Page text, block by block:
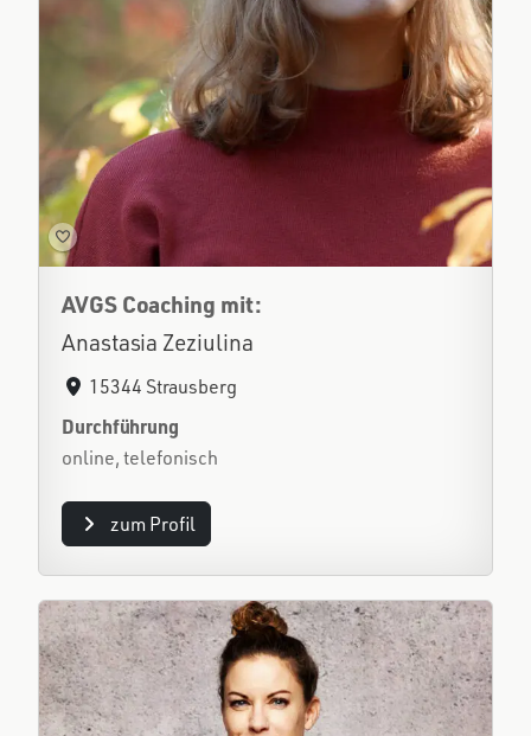
AVGS Coaching mit:
Anastasia Zeziulina
15344 Strausberg
Durchführung
online, telefonisch
zum Profil